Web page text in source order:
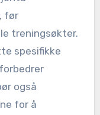
før
treningsøkter.
spesifikke
også
for å